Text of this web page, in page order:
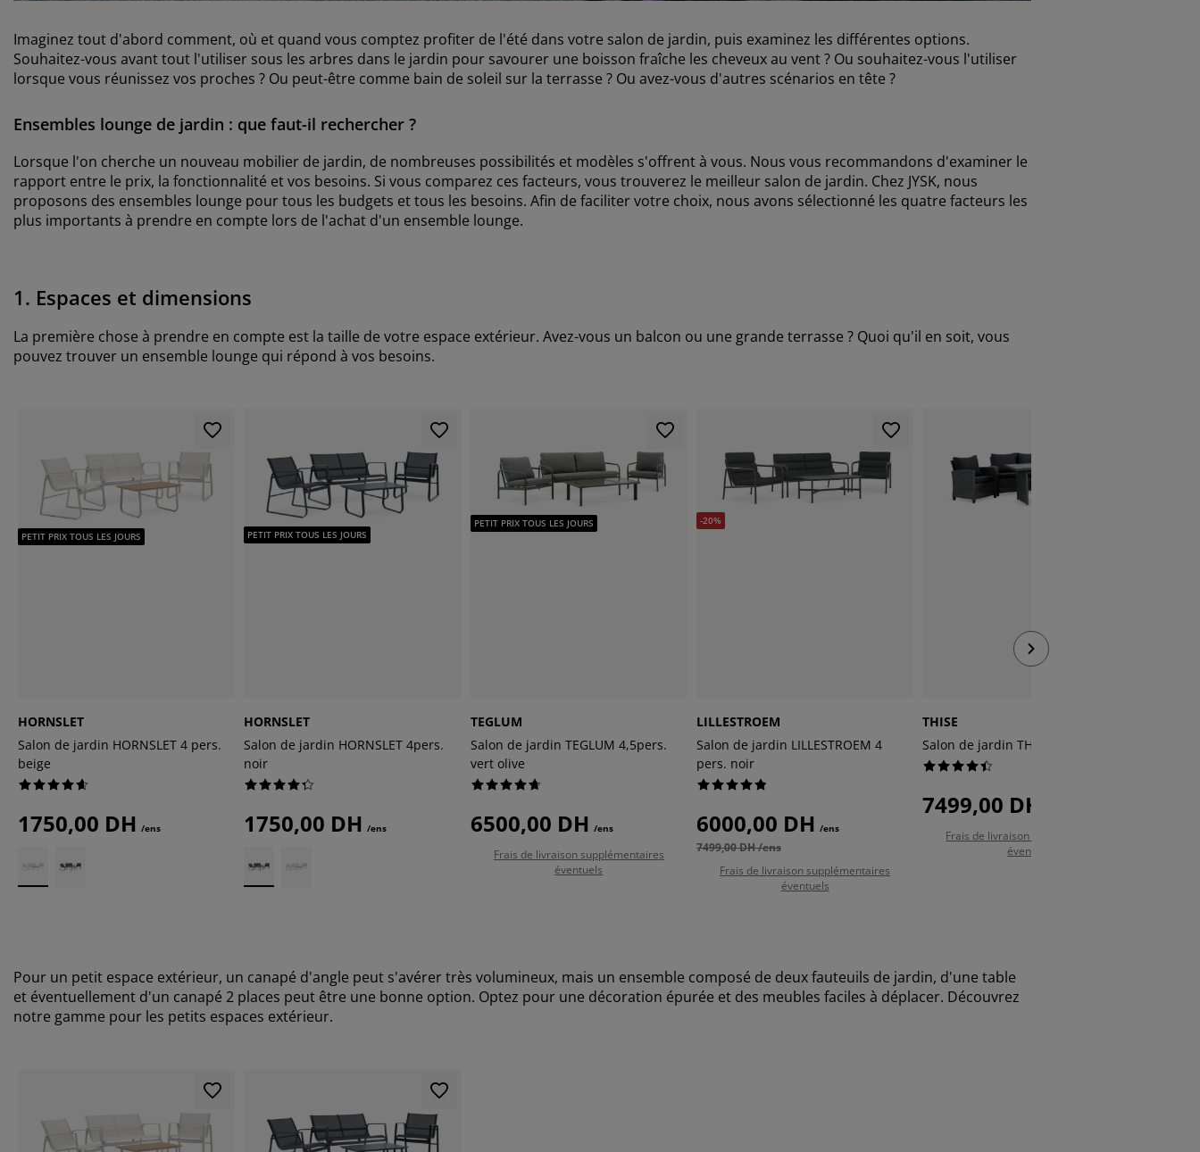
Imaginez tout d'abord comment, où et quand vous comptez profiter de l'été dans votre salon de jardin, puis examinez les différentes options.
Souhaitez-vous avant tout l'utiliser sous les arbres dans le jardin pour savourer une boisson fraîche les cheveux au vent ? Ou souhaitez-vous l'utiliser
lorsque vous réunissez vos proches ? Ou peut-être comme bain de soleil sur la terrasse ? Ou avez-vous d'autres scénarios en tête ?
Ensembles lounge de jardin : que faut-il rechercher ?
Lorsque l'on cherche un nouveau mobilier de jardin, de nombreuses possibilités et modèles s'offrent à vous. Nous vous recommandons d'examiner le
rapport entre le prix, la fonctionnalité et vos besoins. Si vous comparez ces facteurs, vous trouverez le meilleur salon de jardin. Chez JYSK, nous
proposons des ensembles lounge pour tous les budgets et tous les besoins. Afin de faciliter votre choix, nous avons sélectionné les quatre facteurs les
plus importants à prendre en compte lors de l'achat d'un ensemble lounge.
1. Espaces et dimensions
La première chose à prendre en compte est la taille de votre espace extérieur. Avez-vous un balcon ou une grande terrasse ? Quoi qu'il en soit, vous
pouvez trouver un ensemble lounge qui répond à vos besoins.
PETIT PRIX TOUS LES JOURS
HORNSLET
Salon de jardin HORNSLET 4 pers.
beige
1750,00 DH /ens
PETIT PRIX TOUS LES JOURS
HORNSLET
Salon de jardin HORNSLET 4pers.
noir
1750,00 DH /ens
PETIT PRIX TOUS LES JOURS
TEGLUM
Salon de jardin TEGLUM 4,5pers.
vert olive
6500,00 DH /ens
Frais de livraison supplémentaires
éventuels
-20%
LILLESTROEM
Salon de jardin LILLESTROEM 4
pers. noir
6000,00 DH /ens
7499,00 DH /ens
Frais de livraison supplémentaires
éventuels
THISE
Salon de jardin THISE 5pers. gris
7499,00 DH
Frais de livraison supplémentaires
éventuels
Pour un petit espace extérieur, un canapé d'angle peut s'avérer très volumineux, mais un ensemble composé de deux fauteuils de jardin, d'une table
et éventuellement d'un canapé 2 places peut être une bonne option. Optez pour une décoration épurée et des meubles faciles à déplacer. Découvrez
notre gamme pour les petits espaces extérieur.